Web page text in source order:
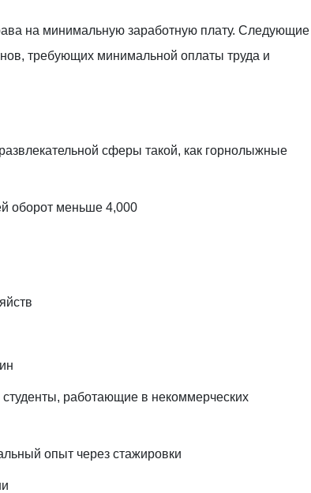
на минимальную заработную плату. Следующие
требующих минимальной оплаты труда и
сферы такой, как горнолыжные
оборот меньше 4,000
работающие в некоммерческих
опыт через стажировки